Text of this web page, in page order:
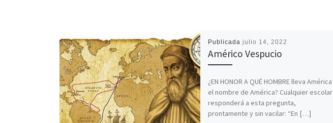
Publicada julio 14, 2022
Américo Vespucio
¿EN HONOR A QUÉ HOMBRE lleva América
el nombre de América? Cualquier escolar
responderá a esta pregunta,
prontamente y sin vacilar: “En […]